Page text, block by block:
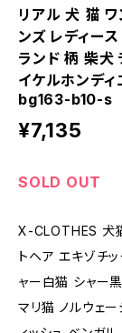
リアル 犬 猫 ワ
ンズ レディー
ランド 柄 柴犬
イケルホンデ
bg163-b10-s
¥7,135
SOLD OUT
X-CLOTHES 犬猫
トヘア エキゾチ
ャー白猫 シャー
マリ猫 ノルウェー